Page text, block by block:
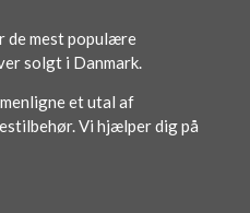
de mest populære
solgt i Danmark.
et utal af
Vi hjælper dig på